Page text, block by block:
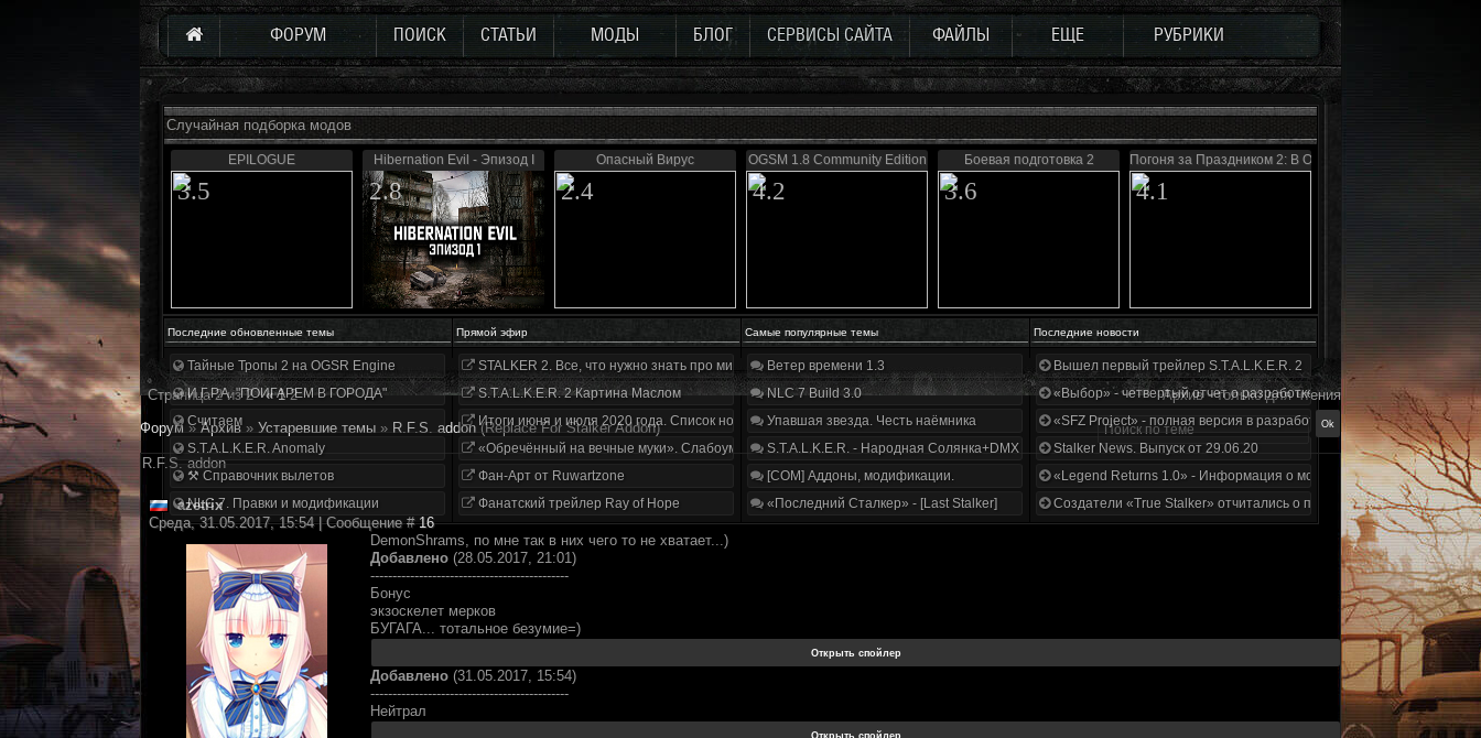
ФОРУМ ПОИСК СТАТЬИ МОДЫ БЛОГ СЕРВИСЫ САЙТА ФАЙЛЫ ЕЩЕ РУБРИКИ
Случайная подборка модов
EPILOGUE
3.5
Hibernation Evil - Эпизод I
2.8
Опасный Вирус
2.4
OGSM 1.8 Community Edition
4.2
Боевая подготовка 2
3.6
Погоня за Праздником 2: В Ожидании Чуда...
4.1
Последние обновленные темы Прямой эфир Самые популярные темы Последние новости
Тайные Тропы 2 на OGSR Engine
И.Г.Р.А. "ПОИГАРЕМ В ГОРОДА"
Считаем
S.T.A.L.K.E.R. Anomaly
⚒ Справочник вылетов
NLC 7. Правки и модификации
STALKER 2. Все, что нужно знать про мир, геймплей и сюжет | Разбор трейлера
S.T.A.L.K.E.R. 2 Картина Маслом
Итоги июня и июля 2020 года. Список нововведений
«Обречённый на вечные муки». Слабоумие и отвага
Фан-Арт от Ruwartzone
Фанатский трейлер Ray of Hope
Ветер времени 1.3
NLC 7 Build 3.0
Упавшая звезда. Честь наёмника
S.T.A.L.K.E.R. - Народная Солянка+DMX 1.3.5.ООП.МА.К.
[COM] Аддоны, модификации.
«Последний Сталкер» - [Last Stalker]
Вышел первый трейлер S.T.A.L.K.E.R. 2
«Выбор» - четвертый отчет о разработке!
«SFZ Project» - полная версия в разработке!
Stalker News. Выпуск от 29.06.20
«Legend Returns 1.0» - Информация о моде за июнь 2020
Создатели «True Stalker» отчитались о проделанной работе
Страница2из2 « 1 2
Архив - только для чтения
Форум » Архив » Устаревшие темы » R.F.S. addon (Replace For Stalker Addon)
R.F.S. addon
azetrix
Среда, 31.05.2017, 15:54 | Сообщение #16
DemonShrams, по мне так в них чего то не хватает...)
Добавлено (28.05.2017, 21:01)
---------------------------------------------
Бонус
экзоскелет мерков
БУГАГА... тотальное безумие=)
Добавлено (31.05.2017, 15:54)
---------------------------------------------
Нейтрал